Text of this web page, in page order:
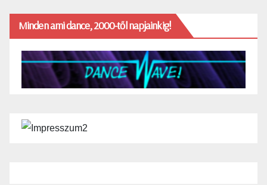
Minden ami dance, 2000-től napjainkig!